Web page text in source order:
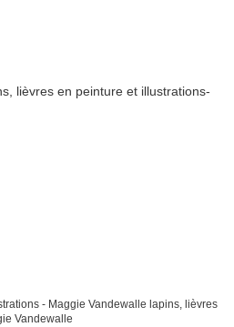
- Maggie Vandewalle lapins, lièvres
illustrations- Maggie Vandewalle